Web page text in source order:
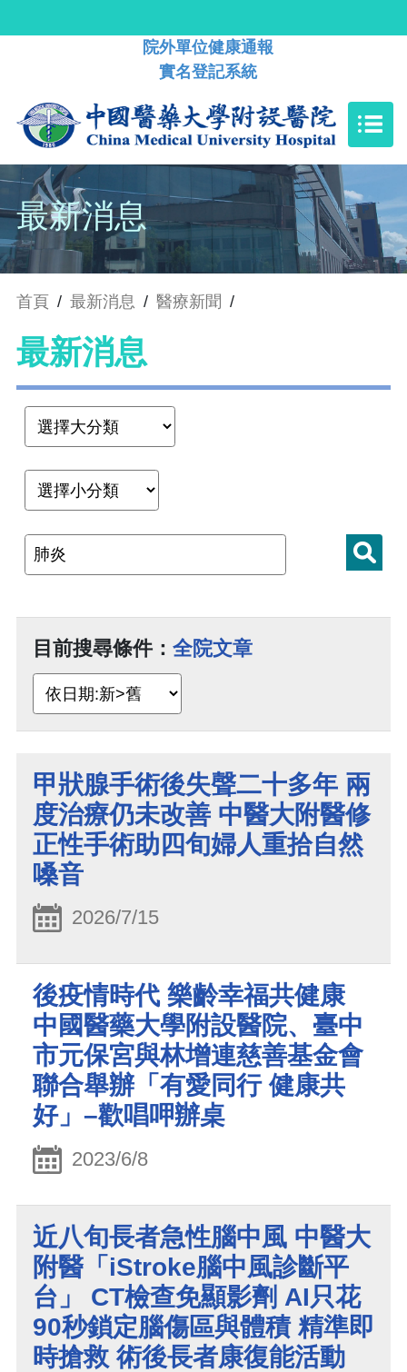
院外單位健康通報
實名登記系統
最新消息
首頁 / 最新消息 / 醫療新聞 /
最新消息
目前搜尋條件： 全院文章
甲狀腺手術後失聲二十多年 兩
度治療仍未改善 中醫大附醫修
正性手術助四旬婦人重拾自然
嗓音
2026/7/15
後疫情時代 樂齡幸福共健康
中國醫藥大學附設醫院、臺中
市元保宮與林增連慈善基金會
聯合舉辦「有愛同行 健康共
好」–歡唱呷辦桌
2023/6/8
近八旬長者急性腦中風 中醫大
附醫「iStroke腦中風診斷平
台」 CT檢查免顯影劑 AI只花
90秒鎖定腦傷區與體積 精準即
時搶救 術後長者康復能活動